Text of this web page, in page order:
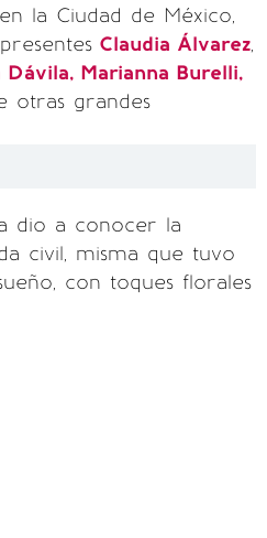
la Ciudad de México,
Claudia Álvarez,
Dávila, Marianna Burelli,
otras grandes
dio a conocer la
civil, misma que tuvo
con toques florales